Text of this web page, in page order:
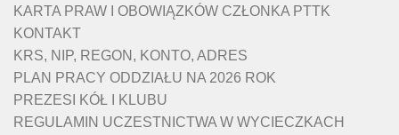
KARTA PRAW I OBOWIĄZKÓW CZŁONKA PTTK
KONTAKT
KRS, NIP, REGON, KONTO, ADRES
PLAN PRACY ODDZIAŁU NA 2026 ROK
PREZESI KÓŁ I KLUBU
REGULAMIN UCZESTNICTWA W WYCIECZKACH